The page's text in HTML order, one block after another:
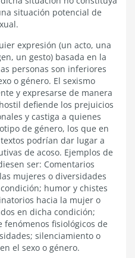
situación potencial de
expresión (un acto, una
un gesto) basada en la
personas son inferiores
o género. El sexismo
y expresarse de manera
defiende los prejuicios
y castiga a quienes
de género, los que en
podrían dar lugar a
de acoso. Ejemplos de
ser: Comentarios
mujeres o diversidades
humor y chistes
hacia la mujer o
en dicha condición;
fenómenos fisiológicos de
silenciamiento o
el sexo o género.